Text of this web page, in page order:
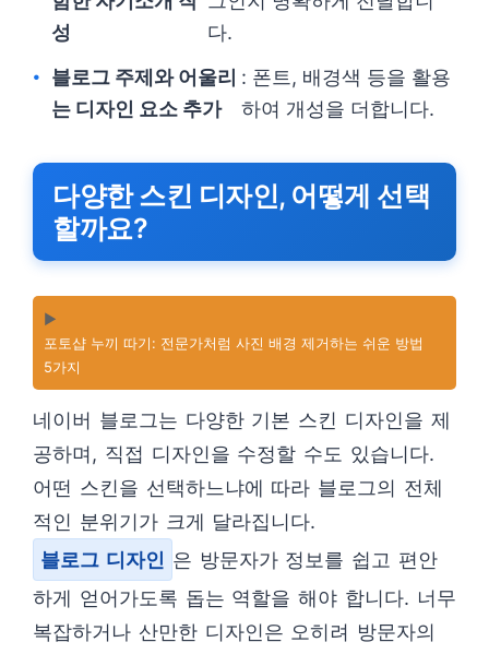
성
다.
블로그 주제와 어울리
는 디자인 요소 추가
: 폰트, 배경색 등을 활용
하여 개성을 더합니다.
다양한 스킨 디자인, 어떻게 선택
할까요?
▶️
포토샵 누끼 따기: 전문가처럼 사진 배경 제거하는 쉬운 방법
5가지
네이버 블로그는 다양한 기본 스킨 디자인을 제
공하며, 직접 디자인을 수정할 수도 있습니다.
어떤 스킨을 선택하느냐에 따라 블로그의 전체
적인 분위기가 크게 달라집니다.
블로그 디자인 은 방문자가 정보를 쉽고 편안
하게 얻어가도록 돕는 역할을 해야 합니다. 너무
복잡하거나 산만한 디자인은 오히려 방문자의